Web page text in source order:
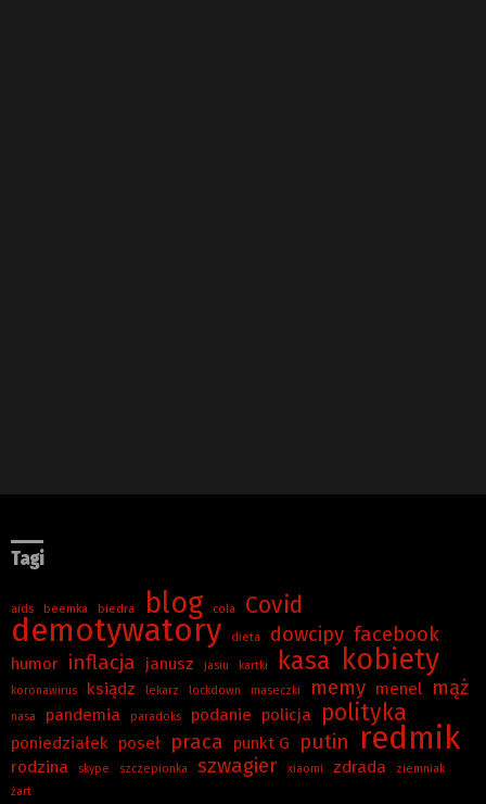
Tagi
aids beemka biedra blog cola Covid
demotywatory dieta dowcipy facebook
humor inflacja janusz jasiu kartki kasa kobiety
koronawirus ksiądz lekarz lockdown maseczki memy menel mąż
nasa pandemia paradoks podanie policja polityka
poniedziałek poseł praca punkt G putin redmik
rodzina skype szczepionka szwagier xiaomi zdrada
ziemniak
żart